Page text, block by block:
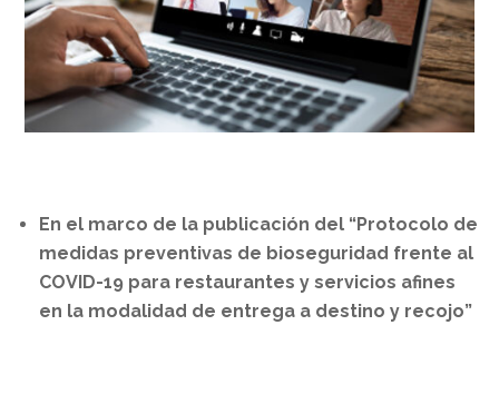
En el marco de la publicación del “Protocolo de
medidas preventivas de bioseguridad frente al
COVID-19 para restaurantes y servicios afines
en la modalidad de entrega a destino y recojo”